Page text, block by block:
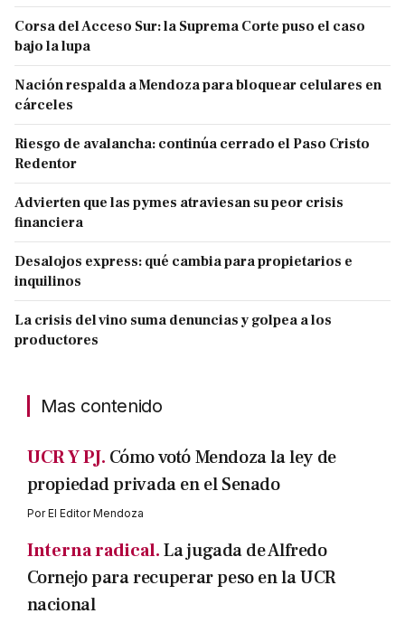
Corsa del Acceso Sur: la Suprema Corte puso el caso
bajo la lupa
Nación respalda a Mendoza para bloquear celulares en
cárceles
Riesgo de avalancha: continúa cerrado el Paso Cristo
Redentor
Advierten que las pymes atraviesan su peor crisis
financiera
Desalojos express: qué cambia para propietarios e
inquilinos
La crisis del vino suma denuncias y golpea a los
productores
Mas contenido
UCR Y PJ. Cómo votó Mendoza la ley de
propiedad privada en el Senado
PorEl Editor Mendoza
Interna radical.La jugada de Alfredo
Cornejo para recuperar peso en la UCR
nacional